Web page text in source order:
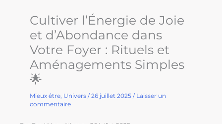
Cultiver l’Énergie de Joie
et d’Abondance dans
Votre Foyer : Rituels et
Aménagements Simples
🌟
Mieux être, Univers /26 juillet 2025 / Laisser un
commentaire